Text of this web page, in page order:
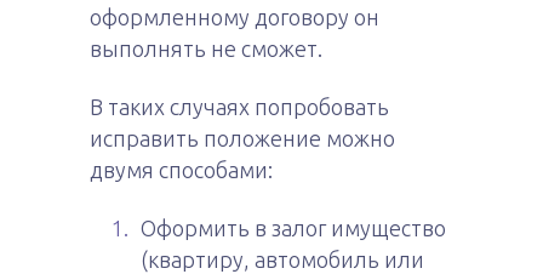
оформленному договору он
выполнять не сможет.
В таких случаях попробовать
исправить положение можно
двумя способами:
Оформить в залог имущество
(квартиру, автомобиль или